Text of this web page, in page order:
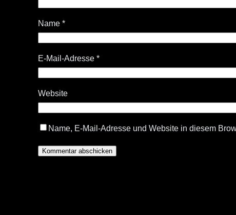
Name *
E-Mail-Adresse *
Website
Name, E-Mail-Adresse und Website in diesem